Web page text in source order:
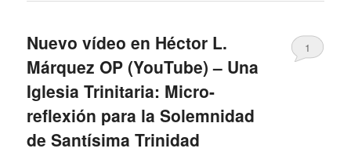
Nuevo vídeo en Héctor L.
Márquez OP (YouTube) – Una
Iglesia Trinitaria: Micro-
reflexión para la Solemnidad
de Santísima Trinidad
1